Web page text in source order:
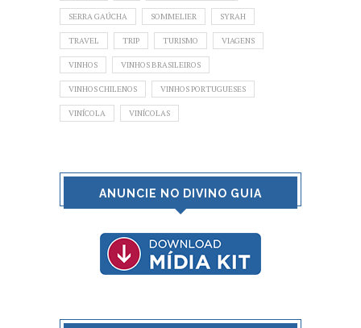
SERRA GAÚCHA SOMMELIER SYRAH
TRAVEL TRIP TURISMO VIAGENS
VINHOS VINHOS BRASILEIROS
VINHOS CHILENOS VINHOS PORTUGUESES
VINÍCOLA VINÍCOLAS
ANUNCIE NO DIVINO GUIA